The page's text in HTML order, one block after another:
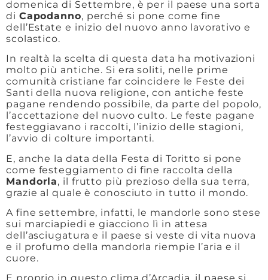
domenica di Settembre, è per il paese una sorta
di Capodanno, perché si pone come fine
dell’Estate e inizio del nuovo anno lavorativo e
scolastico.
In realtà la scelta di questa data ha motivazioni
molto più antiche. Si era soliti, nelle prime
comunità cristiane far coincidere le Feste dei
Santi della nuova religione, con antiche feste
pagane rendendo possibile, da parte del popolo,
l’accettazione del nuovo culto. Le feste pagane
festeggiavano i raccolti, l’inizio delle stagioni,
l’avvio di colture importanti.
E, anche la data della Festa di Toritto si pone
come festeggiamento di fine raccolta della
Mandorla, il frutto più prezioso della sua terra,
grazie al quale è conosciuto in tutto il mondo.
A fine settembre, infatti, le mandorle sono stese
sui marciapiedi e giacciono lì in attesa
dell’asciugatura e il paese si veste di vita nuova
e il profumo della mandorla riempie l’aria e il
cuore.